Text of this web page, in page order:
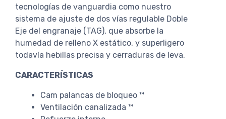
tecnologías de vanguardia como nuestro
sistema de ajuste de dos vías regulable Doble
Eje del engranaje (TAG), que absorbe la
humedad de relleno X estático, y superligero
todavía hebillas precisa y cerraduras de leva.
CARACTERÍSTICAS
Cam palancas de bloqueo ™
Ventilación canalizada ™